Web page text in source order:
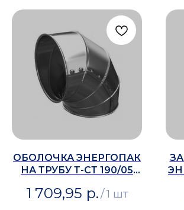
ОБОЛОЧКА ЭНЕРГОПАК
НА ТРУБУ Т-СТ 190/05
1 709,95 р./1 шт